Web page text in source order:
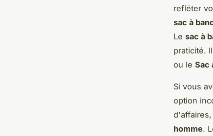
refléter
sac à
Le sac à
praticité.
ou le Sac
Si vous
option
homme.